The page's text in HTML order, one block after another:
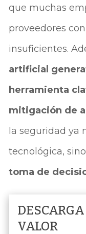
que muchas
proveedores
insuficientes.
artificial
herramienta
mitigación de
la seguridad ya
tecnológica,
toma de
VALOR